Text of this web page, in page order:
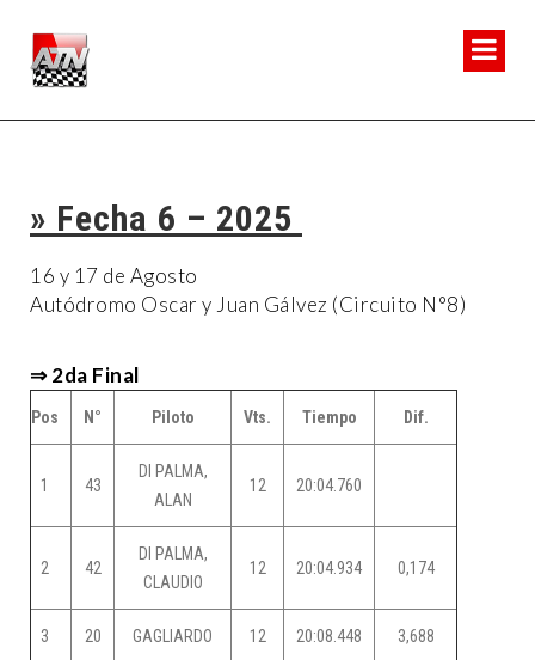
» Fecha 6 – 2025
16 y 17 de Agosto
Autódromo Oscar y Juan Gálvez (Circuito N°8)
⇒ 2da Final
Pos N° Piloto Vts. Tiempo Dif.
1 43
DI PALMA,
ALAN
12 20:04.760
2 42
DI PALMA,
CLAUDIO
12 20:04.934 0,174
3 20 GAGLIARDO 12 20:08.448 3,688